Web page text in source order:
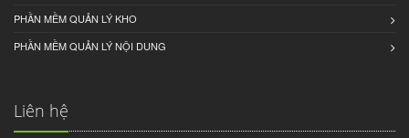
PHẦN MỀM QUẢN LÝ KHO
PHẦN MỀM QUẢN LÝ NỘI DUNG
Liên hệ